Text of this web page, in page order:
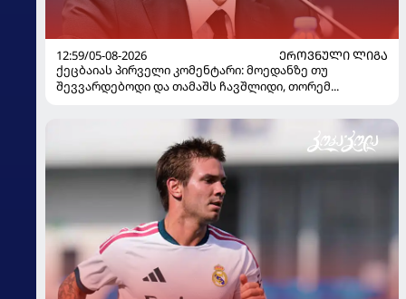
12:59/05-08-2026
ᲔᲠᲝᲕᲜᲣᲚᲘ ᲚᲘᲒᲐ
ქეცბაიას პირველი კომენტარი: მოედანზე თუ
შევვარდებოდი და თამაშს ჩავშლიდი, თორემ...